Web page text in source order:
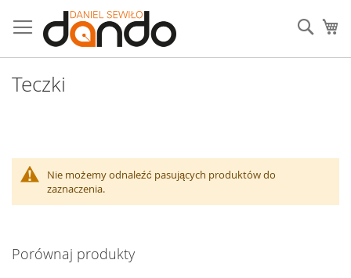
do
treści
Teczki
Nie możemy odnaleźć pasujących produktów do
zaznaczenia.
Porównaj produkty